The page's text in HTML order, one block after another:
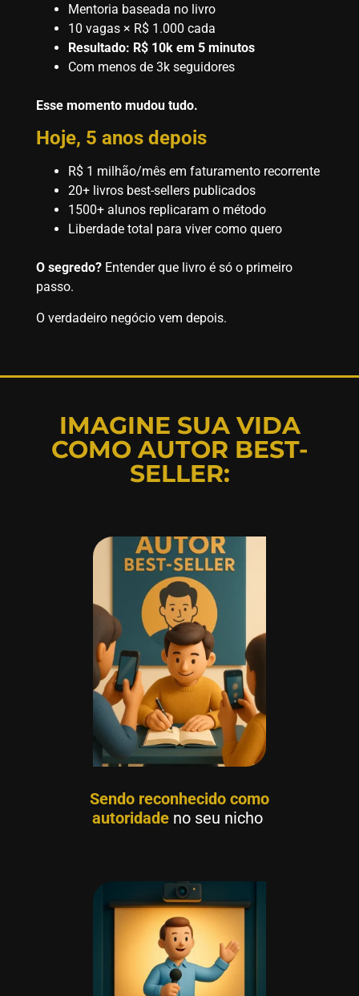
Mentoria baseada no livro
10 vagas × R$ 1.000 cada
Resultado: R$ 10k em 5 minutos
Com menos de 3k seguidores
Esse momento mudou tudo.
Hoje, 5 anos depois
R$ 1 milhão/mês em faturamento recorrente
20+ livros best-sellers publicados
1500+ alunos replicaram o método
Liberdade total para viver como quero
O segredo?Entender que livro é só o primeiro
passo.
O verdadeiro negócio vem depois.
IMAGINE SUA VIDA
COMO AUTOR BEST-
SELLER:
Sendo reconhecido como
autoridade no seu nicho